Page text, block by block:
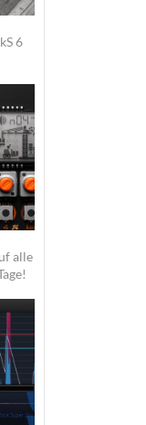
6
alle